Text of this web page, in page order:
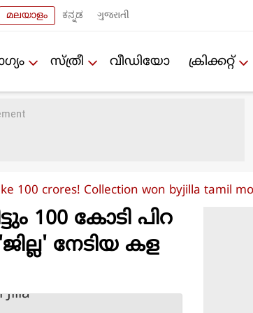
മലയാളം ಕನ್ನಡ ગુજરાતી
സ്ത്രീ വീഡിയോ ക്രിക്കറ്റ്‌
100 crores! Collection won byjilla tamil
100 കോടി പിറ
നേടിയ കള